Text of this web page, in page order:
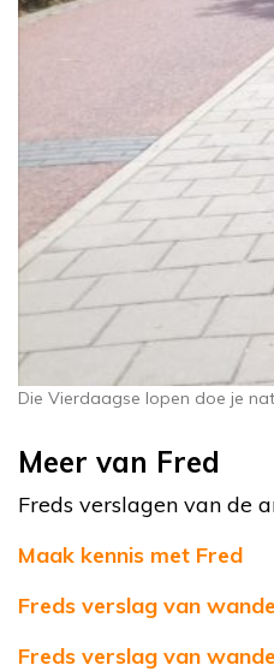
Die Vierdaagse lopen doe je
Meer van Fred
Freds verslagen van de
Maak kennis met Fred
Freds verslag van
Freds verslag van